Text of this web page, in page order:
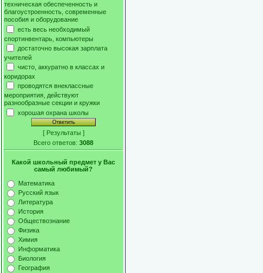
техническая обеспеченность и
благоустроенность, современные
пособия и оборудование
есть весь необходимый
спортинвентарь, компьютеры
достаточно высокая зарплата
учителей
чисто, аккуратно в классах и
коридорах
проводятся внеклассные
мероприятия, действуют
разнообразные секции и кружки
хорошая охрана школы
[ Результаты ]
Всего ответов: 3088
Какой школьный предмет у Вас
самый любимый?
Математика
Русский язык
Литература
История
Обществознание
Физика
Химия
Информатика
Биология
География